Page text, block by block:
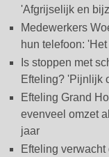
'Afgrijselijk en
Medewerkers
hun telefoon:
Is stoppen met
Efteling? 'Pijnlijk
Efteling Grand
evenveel omzet
jaar
Efteling